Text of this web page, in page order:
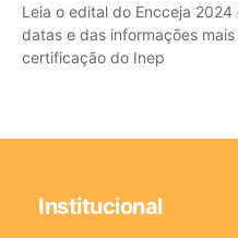
Leia o edital do Encceja
datas e das informações
certificação do Inep
Institucional